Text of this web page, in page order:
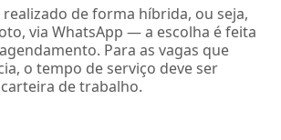
de forma híbrida, ou seja,
via WhatsApp — a escolha é feita
Para as vagas que
o tempo de serviço deve ser
de trabalho.